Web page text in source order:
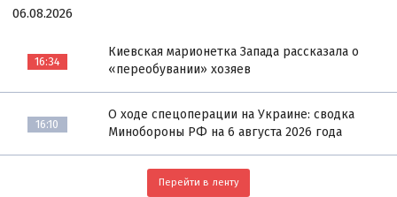
06.08.2026
16:34
Киевская марионетка Запада рассказала о
«переобувании» хозяев
16:10
О ходе спецоперации на Украине: сводка
Минобороны РФ на 6 августа 2026 года
Перейти в ленту